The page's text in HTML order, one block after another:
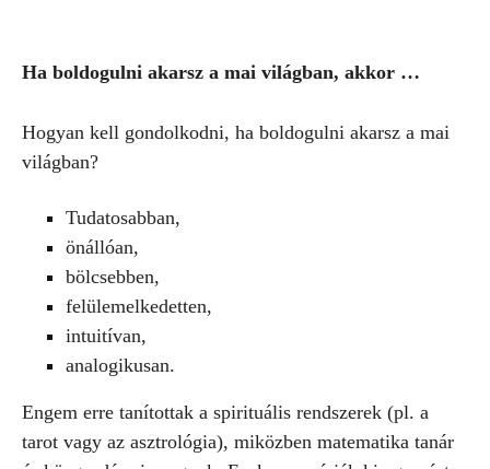
Ha boldogulni akarsz a mai világban, akkor …
Hogyan kell gondolkodni, ha boldogulni akarsz a mai
világban?
Tudatosabban,
önállóan,
bölcsebben,
felülemelkedetten,
intuitívan,
analogikusan.
Engem erre tanítottak a spirituális rendszerek (pl. a
tarot vagy az asztrológia), miközben matematika tanár